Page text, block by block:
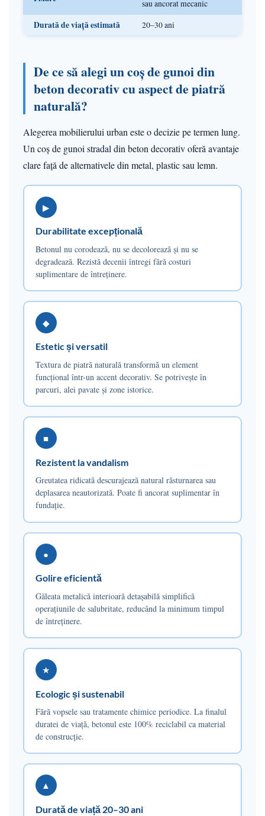
sau ancorat mecanic
Durată de viață estimată 20–30 ani
De ce să alegi un coș de gunoi din
beton decorativ cu aspect de piatră
naturală?
Alegerea mobilierului urban este o decizie pe termen lung.
Un coș de gunoi stradal din beton decorativ oferă avantaje
clare față de alternativele din metal, plastic sau lemn.
▶
Durabilitate excepțională
Betonul nu corodează, nu se decolorează și nu se
degradează. Rezistă decenii întregi fără costuri
suplimentare de întreținere.
◆
Estetic și versatil
Textura de piatră naturală transformă un element
funcțional într-un accent decorativ. Se potrivește în
parcuri, alei pavate și zone istorice.
■
Rezistent la vandalism
Greutatea ridicată descurajează natural răsturnarea sau
deplasarea neautorizată. Poate fi ancorat suplimentar în
fundație.
●
Golire eficientă
Găleata metalică interioară detașabilă simplifică
operațiunile de salubritate, reducând la minimum timpul
de întreținere.
★
Ecologic și sustenabil
Fără vopsele sau tratamente chimice periodice. La finalul
duratei de viață, betonul este 100% reciclabil ca material
de construcție.
▲
Durată de viață 20–30 ani